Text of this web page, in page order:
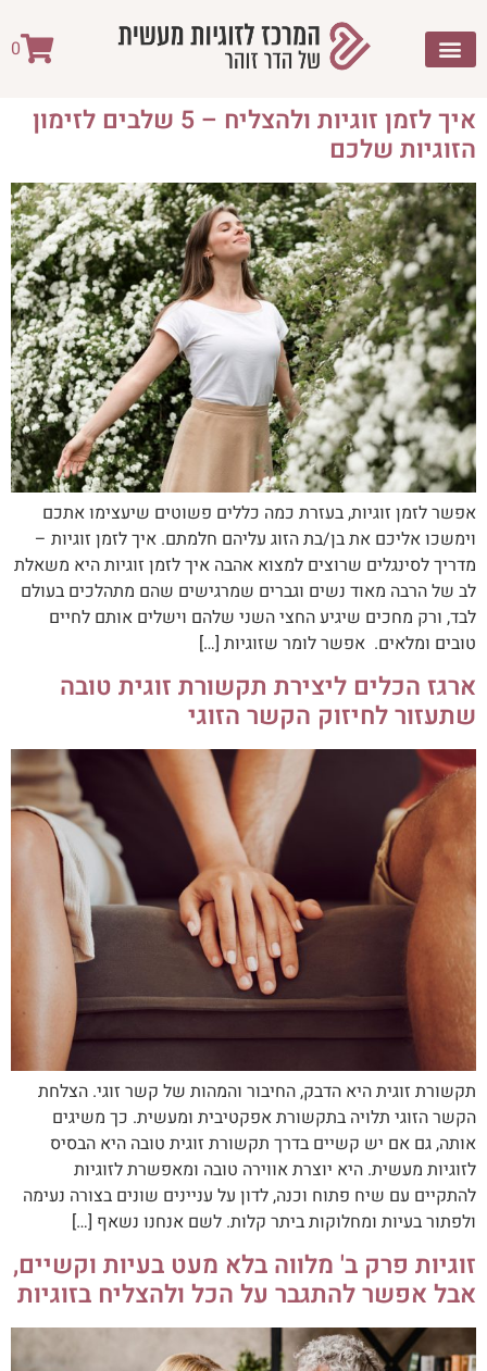
0
איך לזמן זוגיות ולהצליח – 5 שלבים לזימון
הזוגיות שלכם
אפשר לזמן זוגיות, בעזרת כמה כללים פשוטים שיעצימו אתכם
וימשכו אליכם את בן/בת הזוג עליהם חלמתם. איך לזמן זוגיות –
מדריך לסינגלים שרוצים למצוא אהבה איך לזמן זוגיות היא משאלת
לב של הרבה מאוד נשים וגברים שמרגישים שהם מתהלכים בעולם
לבד, ורק מחכים שיגיע החצי השני שלהם וישלים אותם לחיים
טובים ומלאים. אפשר לומר שזוגיות […]
ארגז הכלים ליצירת תקשורת זוגית טובה
שתעזור לחיזוק הקשר הזוגי
תקשורת זוגית היא הדבק, החיבור והמהות של קשר זוגי. הצלחת
הקשר הזוגי תלויה בתקשורת אפקטיבית ומעשית. כך משיגים
אותה, גם אם יש קשיים בדרך תקשורת זוגית טובה היא הבסיס
לזוגיות מעשית. היא יוצרת אווירה טובה ומאפשרת לזוגיות
להתקיים עם שיח פתוח וכנה, לדון על עניינים שונים בצורה נעימה
ולפתור בעיות ומחלוקות ביתר קלות. לשם אנחנו נשאף […]
זוגיות פרק ב' מלווה בלא מעט בעיות וקשיים,
אבל אפשר להתגבר על הכל ולהצליח בזוגיות